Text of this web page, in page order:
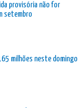
provisória não for
setembro
milhões neste domingo